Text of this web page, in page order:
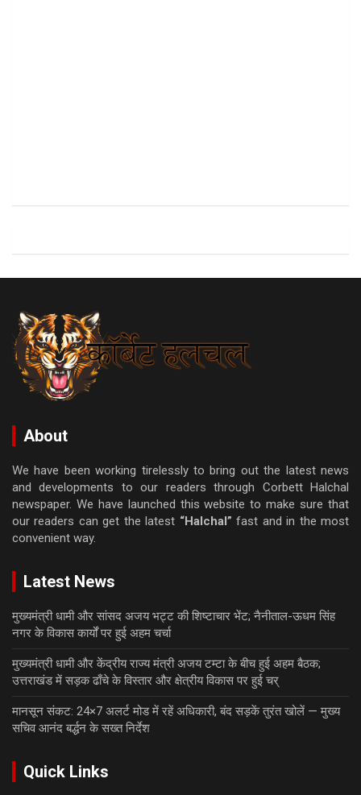
About
We have been working tirelessly to bring out the latest news
and developments to our readers through Corbett Halchal
newspaper. We have launched this website to make sure that
our readers can get the latest “Halchal” fast and in the most
convenient way.
Latest News
मुख्यमंत्री धामी और सांसद अजय भट्ट की शिष्टाचार भेंट; नैनीताल-ऊधम सिंह
नगर के विकास कार्यों पर हुई अहम चर्चा
मुख्यमंत्री धामी और केंद्रीय राज्य मंत्री अजय टम्टा के बीच हुई अहम बैठक;
उत्तराखंड में सड़क ढाँचे के विस्तार और क्षेत्रीय विकास पर हुई चर्
मानसून संकट: 24×7 अलर्ट मोड में रहें अधिकारी, बंद सड़कें तुरंत खोलें — मुख्य
सचिव आनंद बर्द्धन के सख्त निर्देश
Quick Links